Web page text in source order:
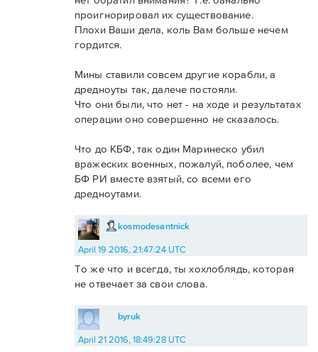
проигнорировал их существование.
Плохи Ваши дела, коль Вам больше нечем
гордится.
Мины ставили совсем другие корабли, а
дредноуты так, далече постояли.
Что они были, что нет - на ходе и результатах
операции оно совершенно не сказалось.
Что до КБФ, так один Маринеско убил
вражеских военных, пожалуй, поболее, чем
БФ РИ вместе взятый, со всеми его
дредноутами.
kosmodesantnick
April 19 2016, 21:47:24 UTC
То же что и всегда, ты хохлоблядь, которая
не отвечает за свои слова.
byruk
April 21 2016, 18:49:28 UTC